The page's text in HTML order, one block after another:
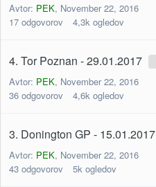
Avtor: PEK, November 22, 2016
17 odgovorov 4,3k ogledov
4. Tor Poznan - 29.01.2017
Avtor: PEK, November 22, 2016
36 odgovorov 4,6k ogledov
3. Donington GP - 15.01.2017
Avtor: PEK, November 22, 2016
43 odgovorov 5k ogledov